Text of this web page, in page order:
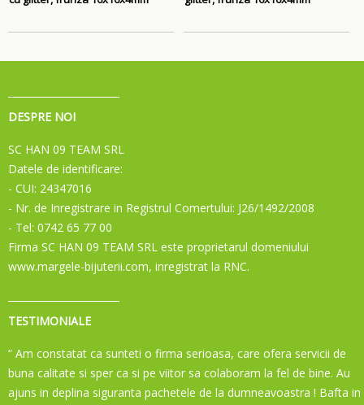
DESPRE NOI
SC HAN 09 TEAM SRL
Datele de identificare:
- CUI: 24347016
- Nr. de Inregistrare in Registrul Comertului: J26/1492/2008
- Tel: 0742 65 77 00
Firma SC HAN 09 TEAM SRL este proprietarul domeniului
www.margele-bijuterii.com, inregistrat la RNC.
TESTIMONIALE
“ Am constatat ca sunteti o firma serioasa, care ofera servicii de
buna calitate si sper ca si pe viitor sa colaboram la fel de bine. Au
ajuns in deplina siguranta pachetele de la dumneavoastra ! Bafta in